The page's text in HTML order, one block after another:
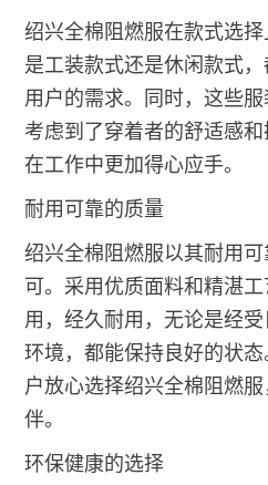
绍兴全棉阻燃服在款式选
是工装款式还是休闲款式
用户的需求。同时，这些服
考虑到了穿着者的舒适感
在工作中更加得心应手。
耐用可靠的质量
绍兴全棉阻燃服以其耐用
可。采用优质面料和精湛
用，经久耐用，无论是经
环境，都能保持良好的状
户放心选择绍兴全棉阻燃
伴。
环保健康的选择